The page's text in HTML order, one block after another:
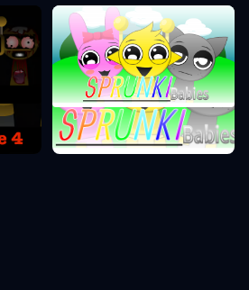
Sprunki Фаза 0